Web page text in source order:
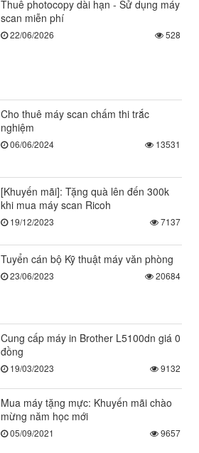
Thuê photocopy dài hạn - Sử dụng máy
scan miễn phí
22/06/2026 528
Cho thuê máy scan chấm thi trắc
nghiệm
06/06/2024 13531
[Khuyến mãi]: Tặng quà lên đến 300k
khi mua máy scan Ricoh
19/12/2023 7137
Tuyển cán bộ Kỹ thuật máy văn phòng
23/06/2023 20684
Cung cấp máy in Brother L5100dn giá 0
đồng
19/03/2023 9132
Mua máy tặng mực: Khuyến mãi chào
mừng năm học mới
05/09/2021 9657